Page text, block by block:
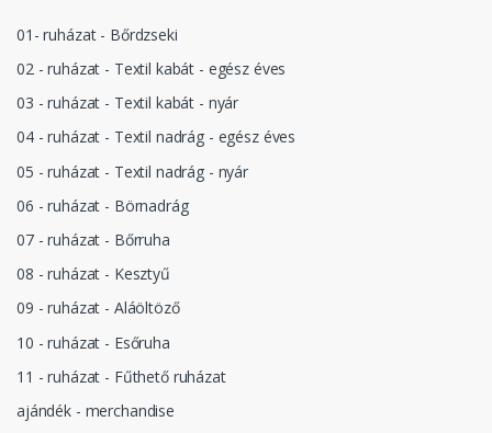
01- ruházat - Bőrdzseki
02 - ruházat - Textil kabát - egész éves
03 - ruházat - Textil kabát - nyár
04 - ruházat - Textil nadrág - egész éves
05 - ruházat - Textil nadrág - nyár
06 - ruházat - Börnadrág
07 - ruházat - Bőrruha
08 - ruházat - Kesztyű
09 - ruházat - Aláöltöző
10 - ruházat - Esőruha
11 - ruházat - Fűthető ruházat
ajándék - merchandise